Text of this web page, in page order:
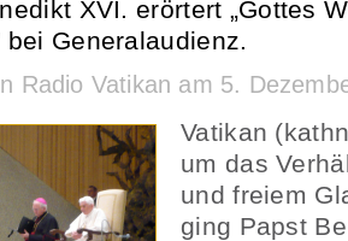
XVI. erörtert „Gottes
bei Generalaudienz.
Radio Vatikan am 5.
Vatikan
um das
und freiem
ging Papst